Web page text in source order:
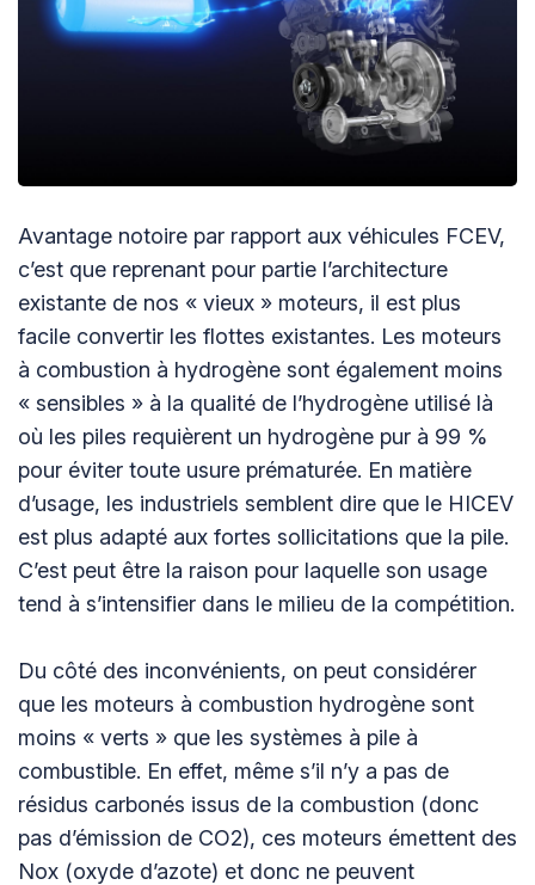
Avantage notoire par rapport aux véhicules FCEV,
c’est que reprenant pour partie l’architecture
existante de nos « vieux » moteurs, il est plus
facile convertir les flottes existantes. Les moteurs
à combustion à hydrogène sont également moins
« sensibles » à la qualité de l’hydrogène utilisé là
où les piles requièrent un hydrogène pur à 99 %
pour éviter toute usure prématurée. En matière
d’usage, les industriels semblent dire que le HICEV
est plus adapté aux fortes sollicitations que la pile.
C’est peut être la raison pour laquelle son usage
tend à s’intensifier dans le milieu de la compétition.
Du côté des inconvénients, on peut considérer
que les moteurs à combustion hydrogène sont
moins « verts » que les systèmes à pile à
combustible. En effet, même s’il n’y a pas de
résidus carbonés issus de la combustion (donc
pas d’émission de CO2), ces moteurs émettent des
Nox (oxyde d’azote) et donc ne peuvent